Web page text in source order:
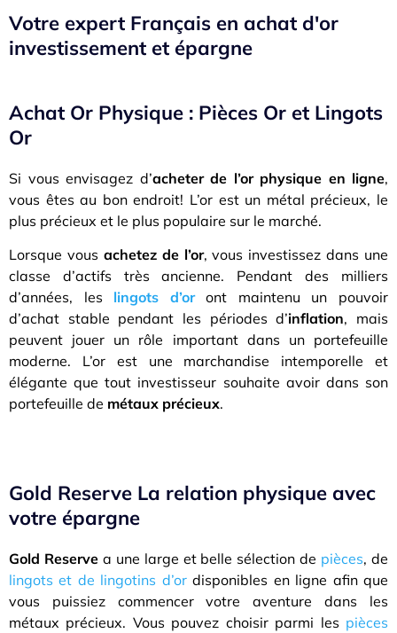
Votre expert Français en achat d'or
investissement et épargne
Achat Or Physique : Pièces Or et Lingots
Or
Si vous envisagez d’acheter de l’or physique en ligne,
vous êtes au bon endroit! L’or est un métal précieux, le
plus précieux et le plus populaire sur le marché.
Lorsque vous achetez de l’or, vous investissez dans une
classe d’actifs très ancienne. Pendant des milliers
d’années, les lingots d’oront maintenu un pouvoir
d’achat stable pendant les périodes d’inflation, mais
peuvent jouer un rôle important dans un portefeuille
moderne. L’or est une marchandise intemporelle et
élégante que tout investisseur souhaite avoir dans son
portefeuille de métaux précieux.
Gold Reserve La relation physique avec
votre épargne
Gold Reservea une large et belle sélection de pièces, de
lingots et de lingotins d’ordisponibles en ligne afin que
vous puissiez commencer votre aventure dans les
métaux précieux. Vous pouvez choisir parmi les pièces